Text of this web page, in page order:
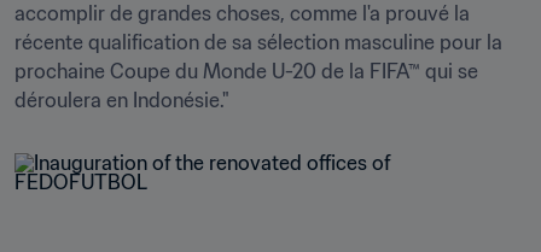
accomplir de grandes choses, comme l'a prouvé la
récente qualification de sa sélection masculine pour la
prochaine Coupe du Monde U-20 de la FIFA™ qui se
déroulera en Indonésie."